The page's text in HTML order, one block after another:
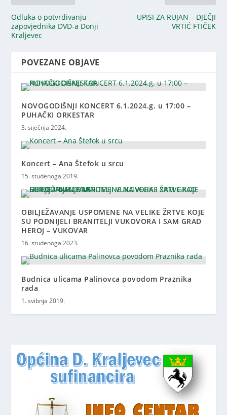
Odluka o potvrđivanju
zapovjednika DVD-a Donji
Kraljevec
UPISI ZA RUJAN – DJEČJI
VRTIĆ FTIČEK
POVEZANE OBJAVE
NOVOGODIŠNJI KONCERT 6.1.2024.g. u 17:00 –
PUHAČKI ORKESTAR
3. siječnja 2024.
Koncert – Ana Štefok u srcu
15. studenoga 2019.
OBILJEŽAVANJE USPOMENE NA VELIKE ŽRTVE KOJE
SU PODNIJELI BRANITELJI VUKOVORA I SAM GRAD
HEROJ – VUKOVAR
16. studenoga 2023.
Budnica ulicama Palinovca povodom Praznika
rada
1. svibnja 2019.